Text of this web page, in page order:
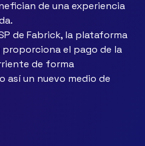
de una experiencia
de Fabrick, la plataforma
el pago de la
de forma
así un nuevo medio de